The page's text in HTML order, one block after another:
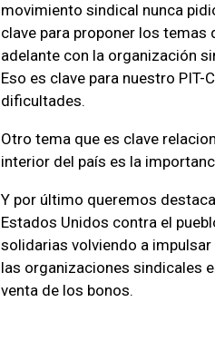
movimiento sindical nunca
clave para proponer los
adelante con la organización
Eso es clave para nuestro
dificultades.
Otro tema que es clave
interior del país es la
Y por último queremos
Estados Unidos contra el
solidarias volviendo a
las organizaciones sindicales
venta de los bonos.